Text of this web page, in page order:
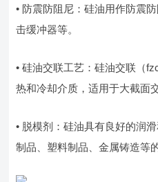
• 防震防阻尼：硅油用作防震
击缓冲器等。
• 硅油交联工艺：硅油交联（
热和冷却介质，适用于大截面
• 脱模剂：硅油具有良好的润
制品、塑料制品、金属铸造等